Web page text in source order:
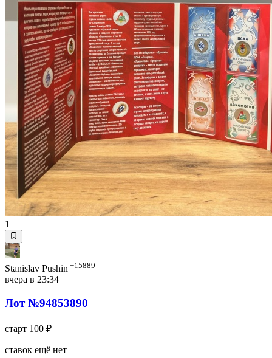
1
Stanislav Pushin +15889
вчера в 23:34
Лот №94853890
старт 100 ₽
ставок ещё нет